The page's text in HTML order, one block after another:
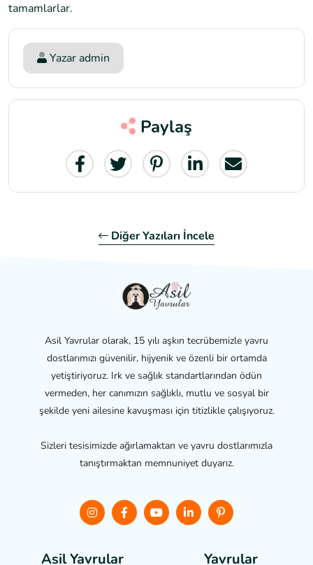
tamamlarlar.
Yazar admin
Paylaş
Diğer Yazıları İncele
Asil Yavrular olarak, 15 yılı aşkın tecrübemizle yavru
dostlarımızı güvenilir, hijyenik ve özenli bir ortamda
yetiştiriyoruz. Irk ve sağlık standartlarından ödün
vermeden, her canımızın sağlıklı, mutlu ve sosyal bir
şekilde yeni ailesine kavuşması için titizlikle çalışıyoruz.
Sizleri tesisimizde ağırlamaktan ve yavru dostlarımızla
tanıştırmaktan memnuniyet duyarız.
Asil Yavrular Yavrular